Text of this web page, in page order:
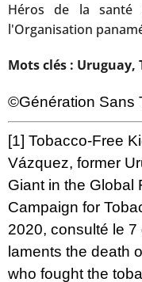
Héros de la santé
l'Organisation
Mots clés : Uruguay,
©Génération Sans
[1] Tobacco-Free
Vázquez, former
Giant in the Global
Campaign for
2020, consulté le
laments the death
who fought the